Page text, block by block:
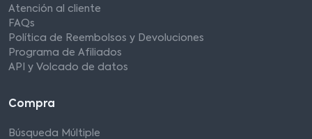
Atención al cliente
FAQs
Política de Reembolsos y Devoluciones
Programa de Afiliados
API y Volcado de datos
Compra
Búsqueda Múltiple